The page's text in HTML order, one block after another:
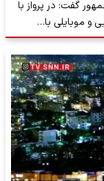
گفت: در پرواز با
و موبایلی با…